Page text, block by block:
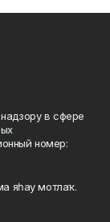
в сфере
номер:
яһау мотлаҡ.